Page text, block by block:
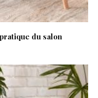
du salon